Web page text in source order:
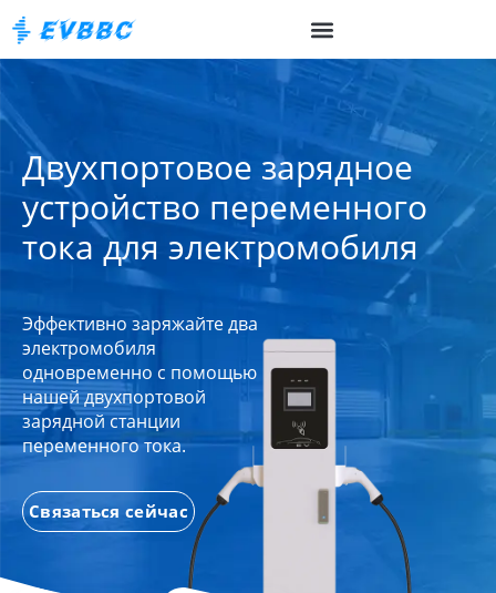
Двухпортовое зарядное
устройство переменного
тока для электромобиля
Эффективно заряжайте два
электромобиля
одновременно с помощью
нашей двухпортовой
зарядной станции
переменного тока.
Связаться сейчас